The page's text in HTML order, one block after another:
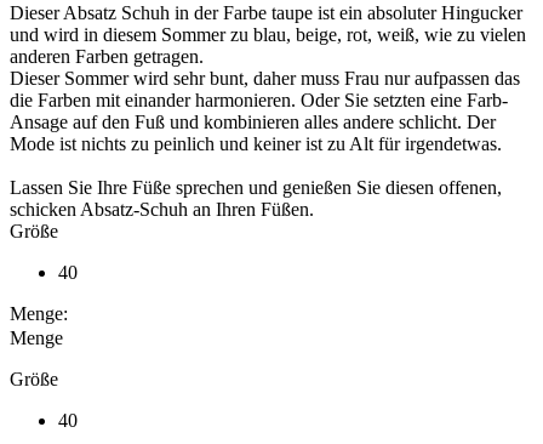
Dieser Absatz Schuh in der Farbe taupe ist ein absoluter Hingucker
und wird in diesem Sommer zu blau, beige, rot, weiß, wie zu vielen
anderen Farben getragen.
Dieser Sommer wird sehr bunt, daher muss Frau nur aufpassen das
die Farben mit einander harmonieren. Oder Sie setzten eine Farb-
Ansage auf den Fuß und kombinieren alles andere schlicht. Der
Mode ist nichts zu peinlich und keiner ist zu Alt für irgendetwas.
Lassen Sie Ihre Füße sprechen und genießen Sie diesen offenen,
schicken Absatz-Schuh an Ihren Füßen.
Größe
40
Menge:
Menge
Größe
40